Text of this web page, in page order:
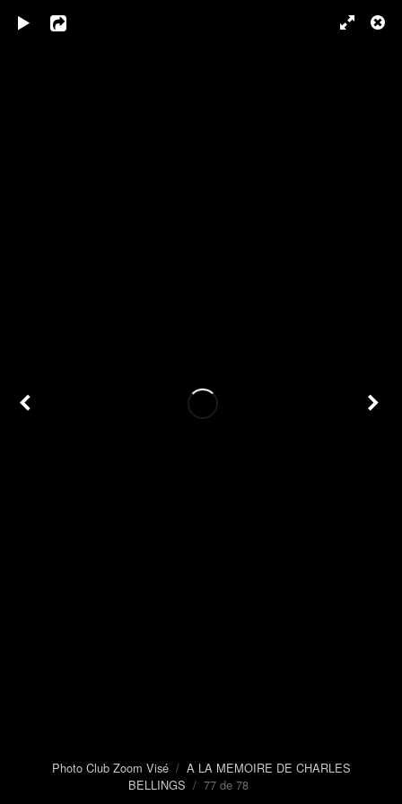
Photo Club Zoom Visé/ A LA MEMOIRE DE CHARLES
BELLINGS / 77 de 78